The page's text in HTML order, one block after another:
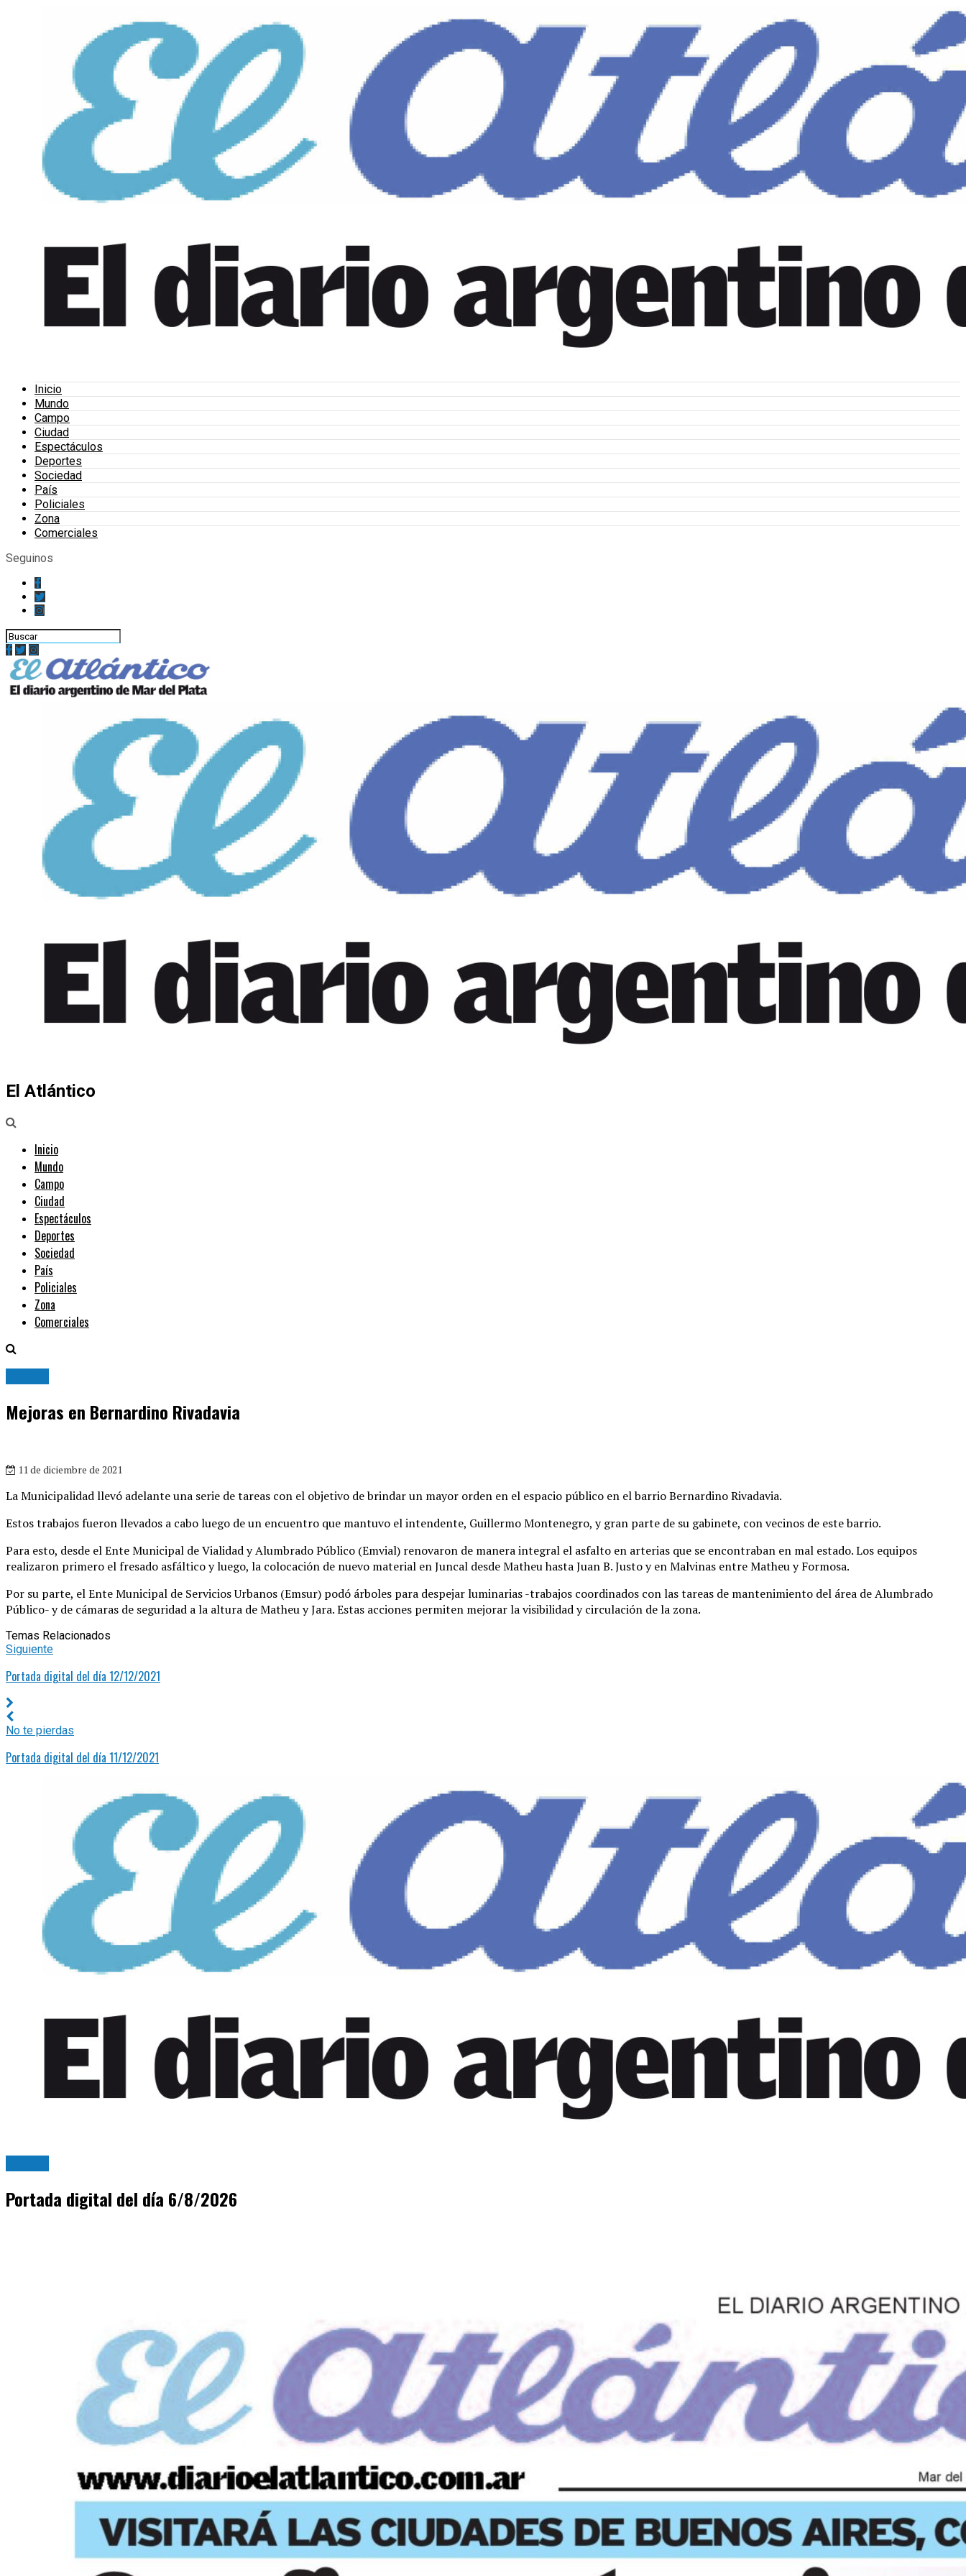
Inicio
Mundo
Campo
Ciudad
Espectáculos
Deportes
Sociedad
País
Policiales
Zona
Comerciales
Seguinos
El Atlántico
Inicio
Mundo
Campo
Ciudad
Espectáculos
Deportes
Sociedad
País
Policiales
Zona
Comerciales
Mejoras en Bernardino Rivadavia
11 de diciembre de 2021
La Municipalidad llevó adelante una serie de tareas con el objetivo de brindar un mayor orden en el espacio público en el barrio Bernardino Rivadavia.
Estos trabajos fueron llevados a cabo luego de un encuentro que mantuvo el intendente, Guillermo Montenegro, y gran parte de su gabinete, con vecinos de este barrio.
Para esto, desde el Ente Municipal de Vialidad y Alumbrado Público (Emvial) renovaron de manera integral el asfalto en arterias que se encontraban en mal estado. Los equipos
realizaron primero el fresado asfáltico y luego, la colocación de nuevo material en Juncal desde Matheu hasta Juan B. Justo y en Malvinas entre Matheu y Formosa.
Por su parte, el Ente Municipal de Servicios Urbanos (Emsur) podó árboles para despejar luminarias -trabajos coordinados con las tareas de mantenimiento del área de Alumbrado
Público- y de cámaras de seguridad a la altura de Matheu y Jara. Estas acciones permiten mejorar la visibilidad y circulación de la zona.
Temas Relacionados
Siguiente
Portada digital del día 12/12/2021
No te pierdas
Portada digital del día 11/12/2021
Portada digital del día 6/8/2026